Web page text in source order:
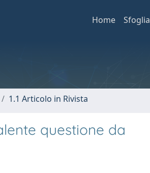
Home Sfoglia
1.1 Articolo in Rivista
questione da